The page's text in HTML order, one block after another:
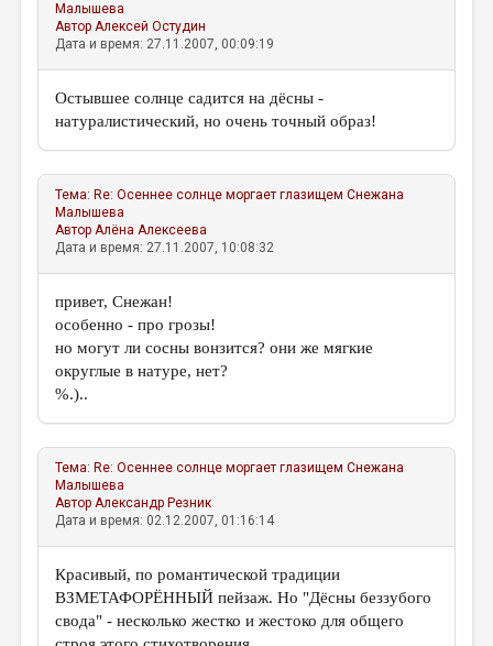
РЕДКОЛЛЕГИЯ
ОТ РЕДАКЦИИ
МАЛАЯ ПРОЗА
ЭССЕИСТИКА
КУЛЬТУРОВЕДЕНИЕ
ПУБЛИЦИСТИКА
РЕЦЕНЗИРОВАНИЕ
ЦИКЛЫ ПУБЛИКАЦИЙ
ТРЕДИАКОВСКИЙ
МЕДИА
Малышева
АвторАлексей Остудин
Дата и время: 27.11.2007, 00:09:19
Остывшее солнце садится на дёсны -
натуралистический, но очень точный образ!
Тема: Re: Осеннее солнце моргает глазищем Снежана
Малышева
АвторАлёна Алексеева
Дата и время: 27.11.2007, 10:08:32
привет, Снежан!
особенно - про грозы!
но могут ли сосны вонзится? они же мягкие
округлые в натуре, нет?
%.)..
Тема: Re: Осеннее солнце моргает глазищем Снежана
Малышева
АвторАлександр Резник
Дата и время: 02.12.2007, 01:16:14
Красивый, по романтической традиции
ВЗМЕТАФОРЁННЫЙ пейзаж. Но "Дёсны беззубого
свода" - несколько жестко и жестоко для общего